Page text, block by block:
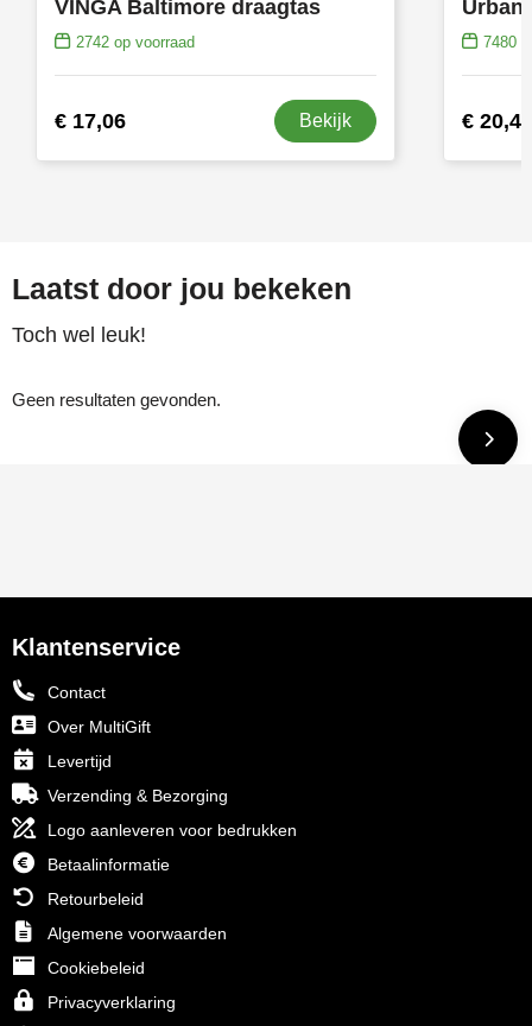
VINGA Baltimore draagtas
2742op voorraad
€ 17,06 Bekijk
7480
€ 20,48
Laatst door jou bekeken
Toch wel leuk!
Geen resultaten gevonden.
Klantenservice
Contact
Over MultiGift
Levertijd
Verzending & Bezorging
Logo aanleveren voor bedrukken
Betaalinformatie
Retourbeleid
Algemene voorwaarden
Cookiebeleid
Privacyverklaring